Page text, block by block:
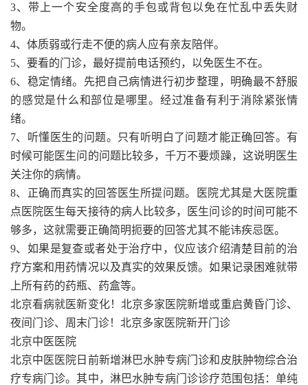
3、带上一个安全度高的手包或背包以免在忙乱中丢失财
物。
4、体质弱或行走不便的病人应有亲友陪伴。
5、要看的门诊，最好提前电话预约，以免医生不在。
6、稳定情绪。先把自己病情进行初步整理，明确最不舒服
的感觉是什么和部位是哪里。经过准备有利于消除紧张情
绪。
7、听懂医生的问题。只有听明白了问题才能正确回答。有
时候可能医生问的问题比较多，千万不要烦躁，这说明医生
关注你的病情。
8、正确而真实的回答医生所提问题。医院尤其是大医院重
点医院医生每天接待的病人比较多，医生问诊的时间可能不
够多，这就需要正确简明扼要的回答尤其不能讳疾忌医。
9、如果是复查或者处于治疗中，仪应该介绍清楚目前的治
疗方案和用药情况以及真实的效果反馈。如果记录困难就带
上所有药的药瓶、药盒等。
北京看病就医新变化！北京多家医院新增或重启黄昏门诊、
夜间门诊、周末门诊！北京多家医院新开门诊
北京中医医院
北京中医医院日前新增淋巴水肿专病门诊和皮肤肿物综合治
疗专病门诊。其中，淋巴水肿专病门诊诊疗范围包括：单纯